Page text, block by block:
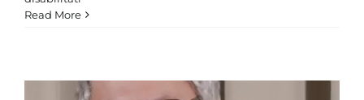
Nicolò
Read More